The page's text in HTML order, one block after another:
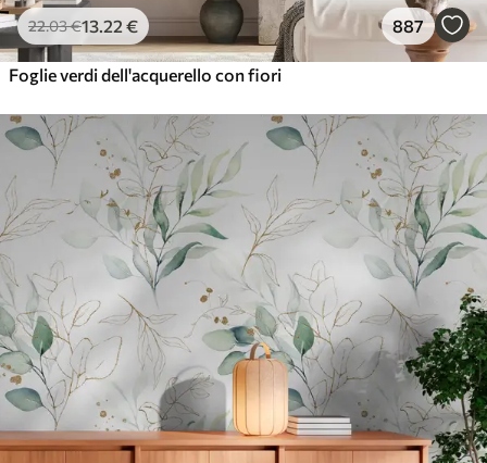
22.03€13 .22 € 887
Foglie verdi dell'acquerello con fiori